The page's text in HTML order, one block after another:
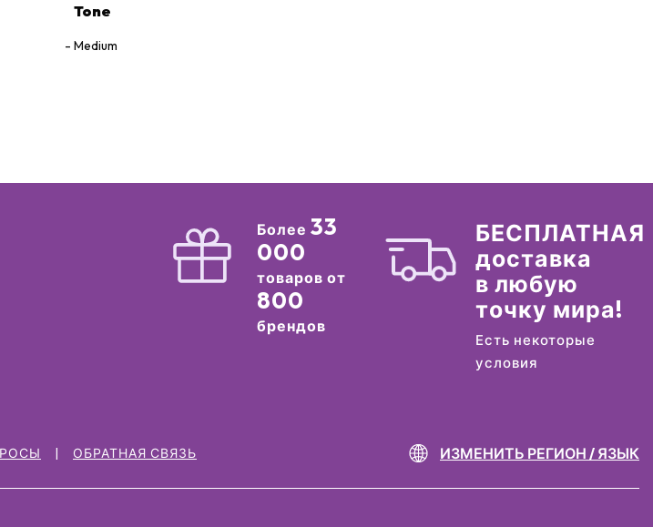
Tone
Medium
Более 33
000
товаров от
800
брендов
БЕСПЛАТНАЯ
доставка
в любую
точку мира!
Есть некоторые
условия
ОБРАТНАЯ СВЯЗЬ ИЗМЕНИТЬ РЕГИОН / ЯЗЫК